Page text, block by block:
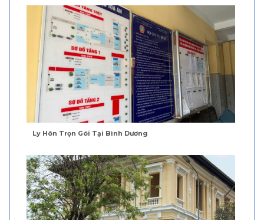
Ly Hôn Trọn Gói Tại Bình Dương